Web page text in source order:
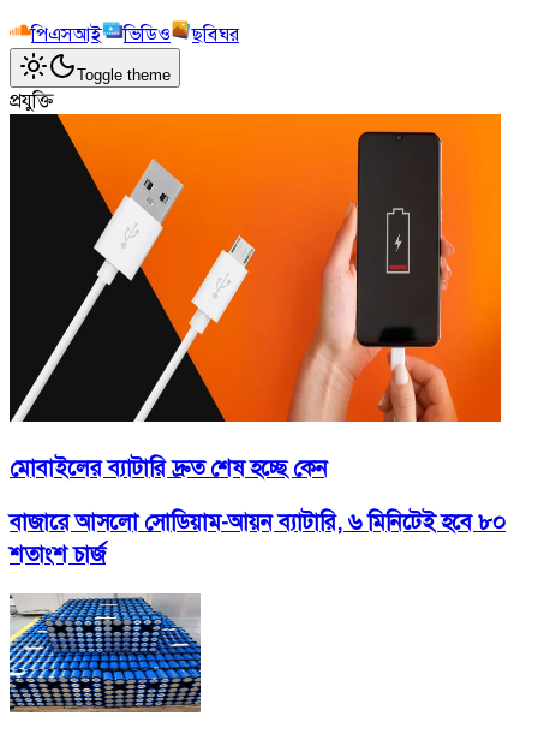
পিএসআই
ভিডিও ছবিঘর
Toggle theme
প্রযুক্তি
মোবাইলের ব্যাটারি দ্রুত শেষ হচ্ছে কেন
বাজারে আসলো সোডিয়াম-আয়ন ব্যাটারি, ৬ মিনিটেই হবে ৮০
শতাংশ চার্জ